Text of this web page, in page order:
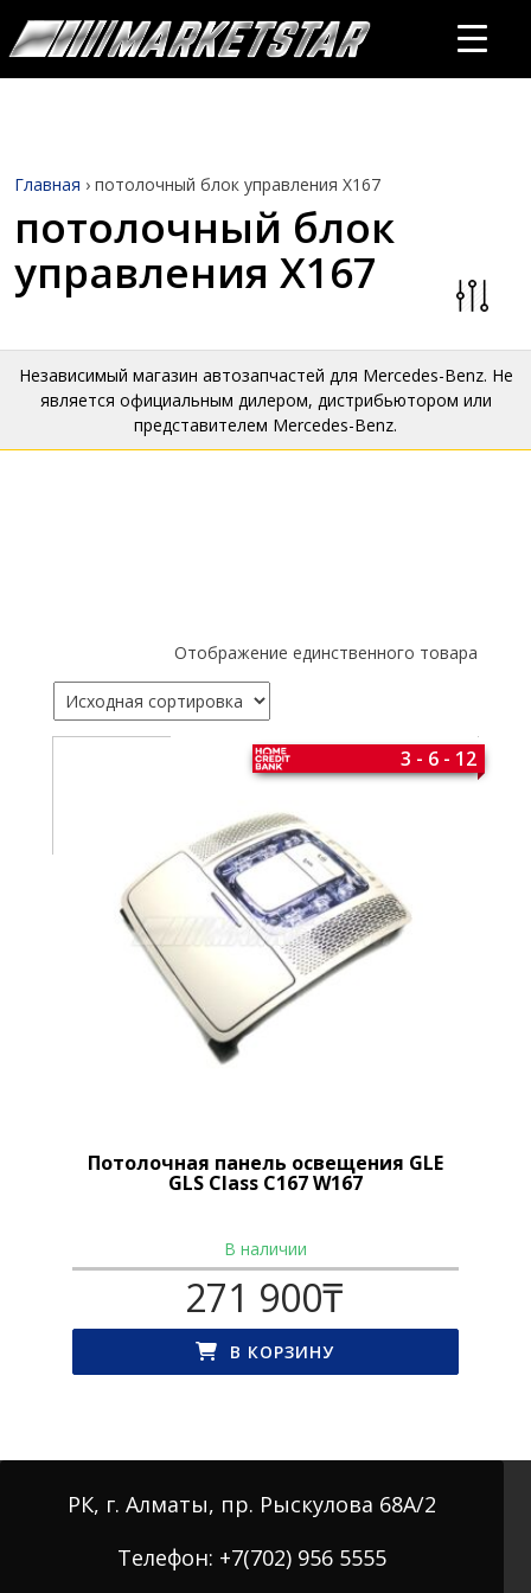
Главная › потолочный блок управления X167
потолочный блок
управления X167
Независимый магазин автозапчастей для Mercedes-Benz. Не
является официальным дилером, дистрибьютором или
представителем Mercedes-Benz.
Отображение единственного товара
Потолочная панель освещения GLE
GLS Class C167 W167
3 - 6 - 12
В наличии
271 900₸
В КОРЗИНУ
РК, г. Алматы, пр. Рыскулова 68А/2
Телефон: +7(702) 956 5555